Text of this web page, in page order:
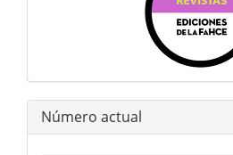
Número actual